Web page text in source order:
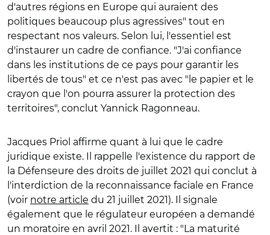
d'autres régions en Europe qui auraient des
politiques beaucoup plus agressives" tout en
respectant nos valeurs. Selon lui, l'essentiel est
d'instaurer un cadre de confiance. "J'ai confiance
dans les institutions de ce pays pour garantir les
libertés de tous" et ce n'est pas avec "le papier et le
crayon que l'on pourra assurer la protection des
territoires", conclut Yannick Ragonneau.
Jacques Priol affirme quant à lui que le cadre
juridique existe. Il rappelle l'existence du rapport de
la Défenseure des droits de juillet 2021 qui conclut à
l'interdiction de la reconnaissance faciale en France
(voir notre article du 21 juillet 2021). Il signale
également que le régulateur européen a demandé
un moratoire en avril 2021. Il avertit : "La maturité